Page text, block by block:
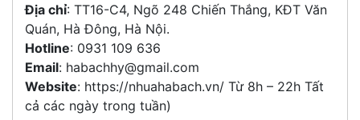
Địa chỉ: TT16-C4, Ngõ 248 Chiến Thắng, KĐT Văn
Quán, Hà Đông, Hà Nội.
Hotline: 0931 109 636
Email: habachhy@gmail.com
Website: https://nhuahabach.vn/ Từ 8h – 22h Tất
cả các ngày trong tuần)